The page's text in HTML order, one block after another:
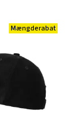
Mængderabat